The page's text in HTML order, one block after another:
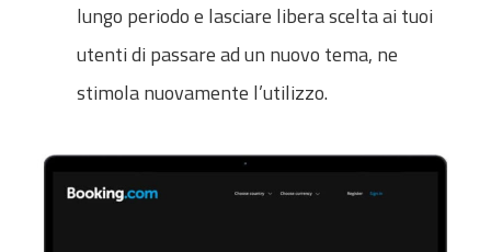
lungo periodo e lasciare libera scelta ai tuoi
utenti di passare ad un nuovo tema, ne
stimola nuovamente l’utilizzo.